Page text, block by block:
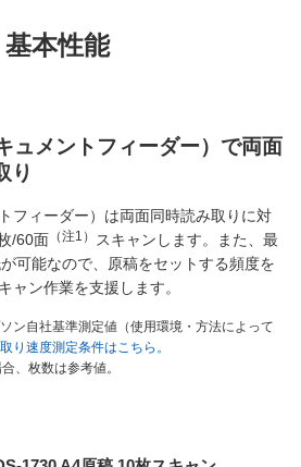
基本性能
ュメントフィーダー）で両面
り
フィーダー）は両面同時読み取りに対
/60面 （注1）
スキャンします。また、最
可能なので、原稿をセットする頻度を
ャン作業を支援します。
ン自社基準測定値（使用環境・方法によって
り速度測定条件はこちら。
、枚数は参考値。